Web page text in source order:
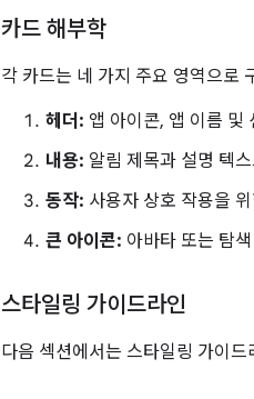
카드 해부학
각 카드는 네 가지 주요 영역으로
헤더: 앱 아이콘, 앱 이름 및
내용: 알림 제목과 설명 텍
동작: 사용자 상호 작용을
큰 아이콘: 아바타 또는 탐
스타일링 가이드라인
다음 섹션에서는 스타일링 가이드